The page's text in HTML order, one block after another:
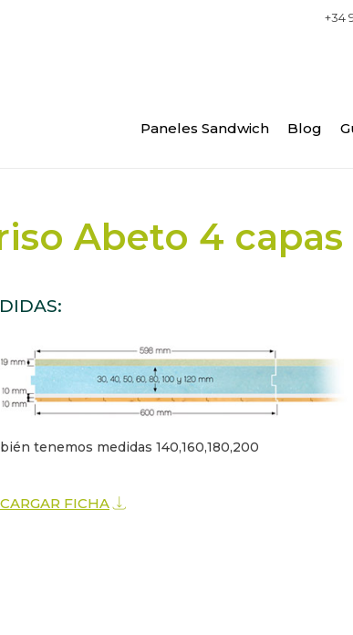
+34
Paneles Sandwich Blog
Abeto 4 capas
tenemos medidas 140,160,180,200
FICHA